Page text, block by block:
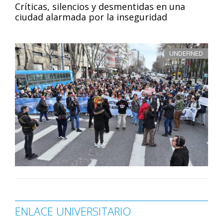
Críticas, silencios y desmentidas en una
ciudad alarmada por la inseguridad
UNDEFINED
ENLACE UNIVERSITARIO